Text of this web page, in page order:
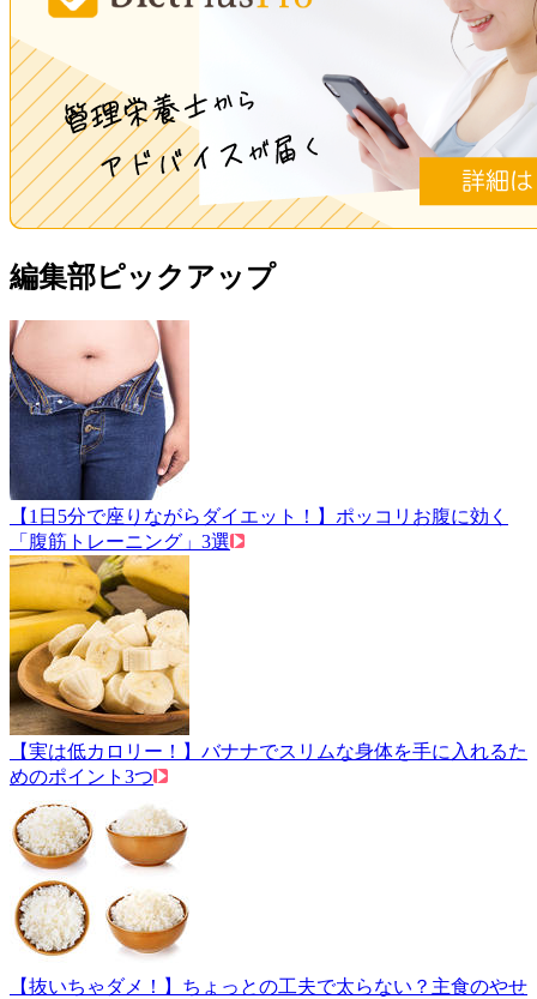
編集部ピックアップ
【1日5分で座りながらダイエット！】ポッコリお腹に効く
「腹筋トレーニング」3選
【実は低カロリー！】バナナでスリムな身体を手に入れるた
めのポイント3つ
【抜いちゃダメ！】ちょっとの工夫で太らない？主食のやせ